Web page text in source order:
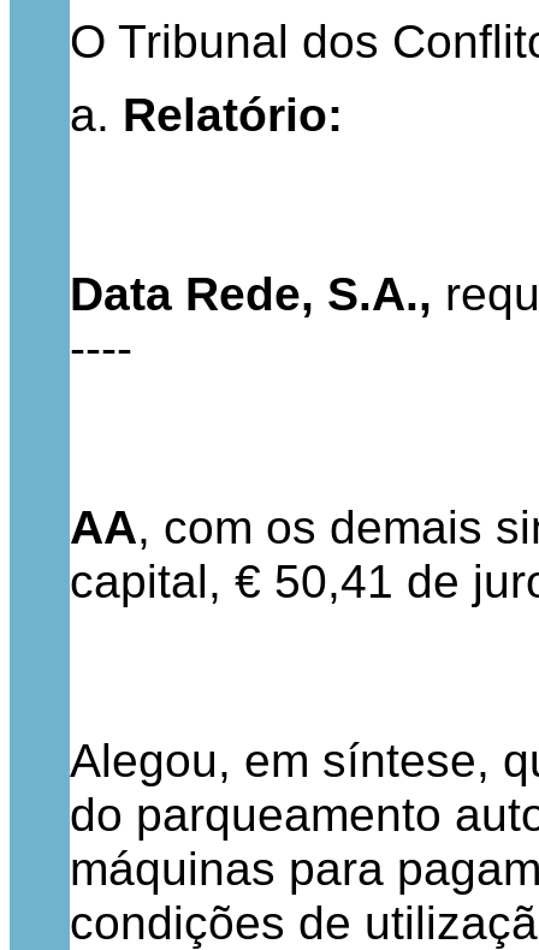
O Tribunal dos
a. Relatório:
Data Rede, S.A.,
----
AA, com os demais
capital, € 50,41 de
Alegou, em síntese,
do parqueamento
máquinas para
condições de